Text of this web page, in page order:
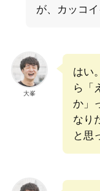
が、カッコ
大峯
はい
ら「
か」
なり
と思